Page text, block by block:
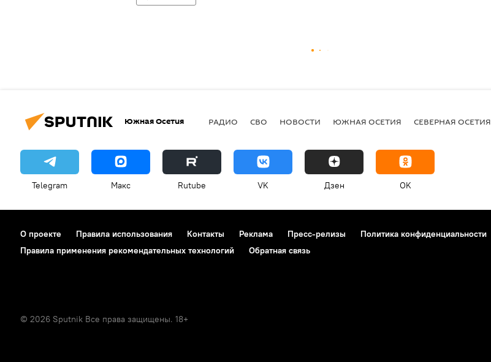
Южная Осетия РАДИО СВО НОВОСТИ ЮЖНАЯ ОСЕТИЯ СЕВЕРНАЯ ОСЕТИЯ
Telegram Макс Rutube VK Дзен OK
О проекте Правила использования Контакты Реклама Пресс-релизы Политика конфиденциальности
Правила применения рекомендательных технологий
Обратная связь
© 2026 Sputnik Все права защищены. 18+